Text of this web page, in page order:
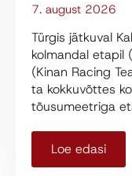
7. august 2026
Türgis jätkuval
kolmandal etapil
(Kinan Racing
ta kokkuvõttes
tõusumeetriga
Loe edasi